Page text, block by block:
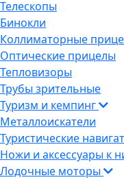
Телескопы
Бинокли
Коллиматорные
Оптические прицелы
Тепловизоры
Трубы зрительные
Туризм и кемпинг
Металлоискатели
Туристические
Ножи и аксессуары к
Лодочные моторы